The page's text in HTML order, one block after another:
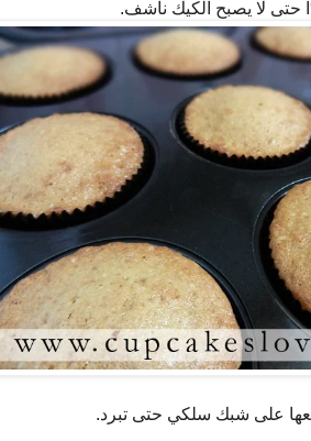
حتى لا يصبح الكيك ناشف.
على شبك سلكي حتى تبرد.